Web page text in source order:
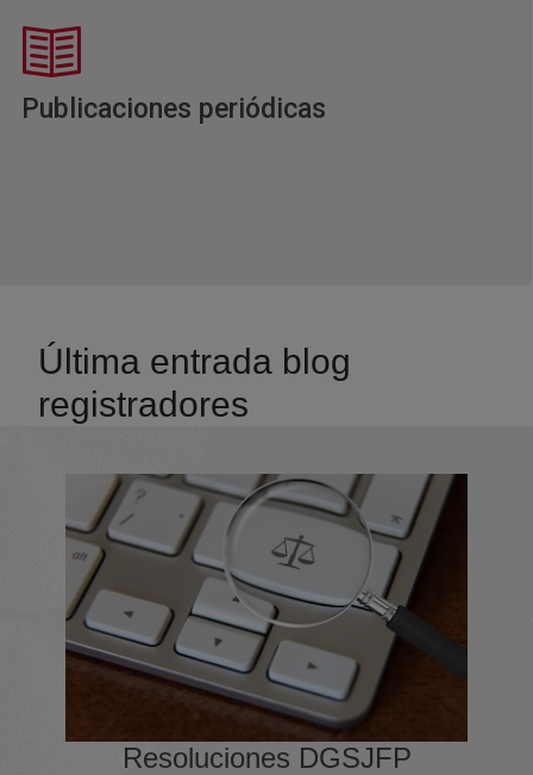
Publicaciones periódicas
Última entrada blog
registradores
(abre en nueva ventana)
Resoluciones DGSJFP